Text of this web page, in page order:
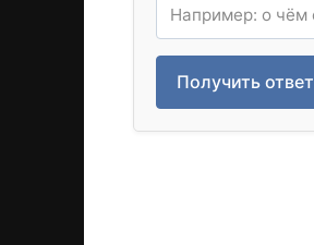
Получить ответ